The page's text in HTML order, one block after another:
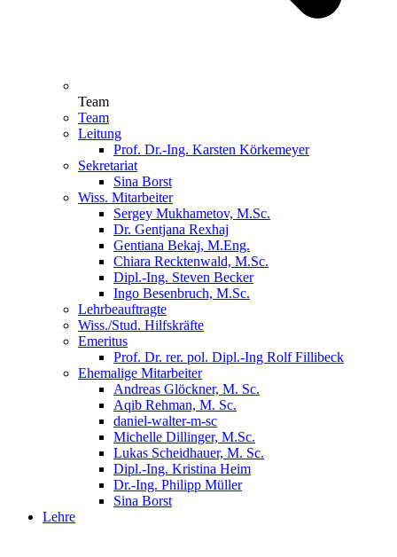
Team
Team
Leitung
Prof. Dr.-Ing. Karsten Körkemeyer
Sekretariat
Sina Borst
Wiss. Mitarbeiter
Sergey Mukhametov, M.Sc.
Dr. Gentjana Rexhaj
Gentiana Bekaj, M.Eng.
Chiara Recktenwald, M.Sc.
Dipl.-Ing. Steven Becker
Ingo Besenbruch, M.Sc.
Lehrbeauftragte
Wiss./Stud. Hilfskräfte
Emeritus
Prof. Dr. rer. pol. Dipl.-Ing Rolf Fillibeck
Ehemalige Mitarbeiter
Andreas Glöckner, M. Sc.
Aqib Rehman, M. Sc.
daniel-walter-m-sc
Michelle Dillinger, M.Sc.
Lukas Scheidhauer, M. Sc.
Dipl.-Ing. Kristina Heim
Dr.-Ing. Philipp Müller
Sina Borst
Lehre